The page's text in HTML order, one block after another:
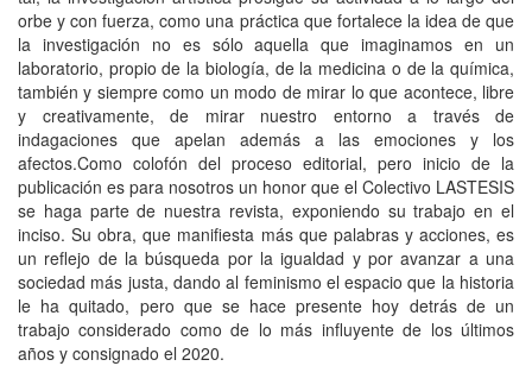
orbe y con fuerza, como una práctica que fortalece la idea de que
la investigación no es sólo aquella que imaginamos en un
laboratorio, propio de la biología, de la medicina o de la química,
también y siempre como un modo de mirar lo que acontece, libre
y creativamente, de mirar nuestro entorno a través de
indagaciones que apelan además a las emociones y los
afectos.Como colofón del proceso editorial, pero inicio de la
publicación es para nosotros un honor que el Colectivo LASTESIS
se haga parte de nuestra revista, exponiendo su trabajo en el
inciso. Su obra, que manifiesta más que palabras y acciones, es
un reflejo de la búsqueda por la igualdad y por avanzar a una
sociedad más justa, dando al feminismo el espacio que la historia
le ha quitado, pero que se hace presente hoy detrás de un
trabajo considerado como de lo más influyente de los últimos
años y consignado el 2020.